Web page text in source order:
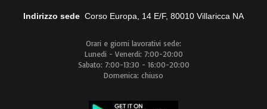
Indirizzo sede Corso Europa, 14 E/F, 80010 Villaricca NA
Orari e giorni lavorativi sede:
Lunedi - Venerdi: 7:00-20:00
Sabato: 7:00-13:30 - 16:00-20:00
Domenica: chiuso